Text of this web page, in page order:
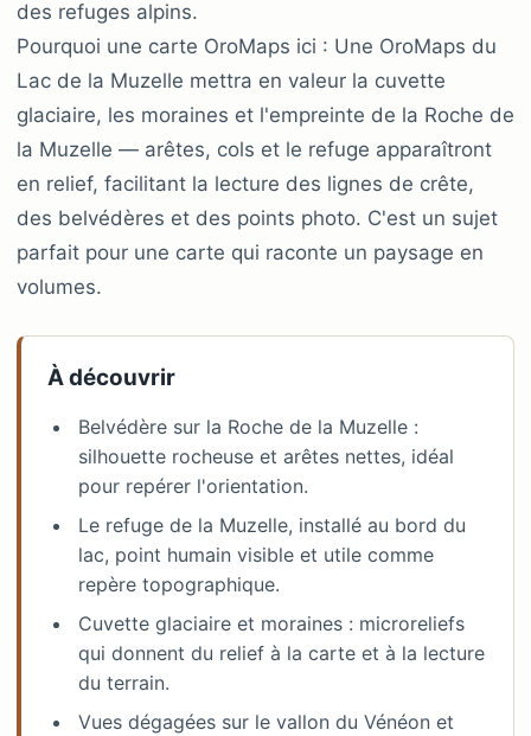
des refuges alpins.
Pourquoi une carte OroMaps ici : Une OroMaps du
Lac de la Muzelle mettra en valeur la cuvette
glaciaire, les moraines et l'empreinte de la Roche de
la Muzelle — arêtes, cols et le refuge apparaîtront
en relief, facilitant la lecture des lignes de crête,
des belvédères et des points photo. C'est un sujet
parfait pour une carte qui raconte un paysage en
volumes.
À découvrir
Belvédère sur la Roche de la Muzelle :
silhouette rocheuse et arêtes nettes, idéal
pour repérer l'orientation.
Le refuge de la Muzelle, installé au bord du
lac, point humain visible et utile comme
repère topographique.
Cuvette glaciaire et moraines : microreliefs
qui donnent du relief à la carte et à la lecture
du terrain.
Vues dégagées sur le vallon du Vénéon et